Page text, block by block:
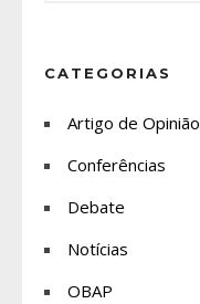
CATEGORIAS
Artigo de Opinião
Conferências
Debate
Notícias
OBAP